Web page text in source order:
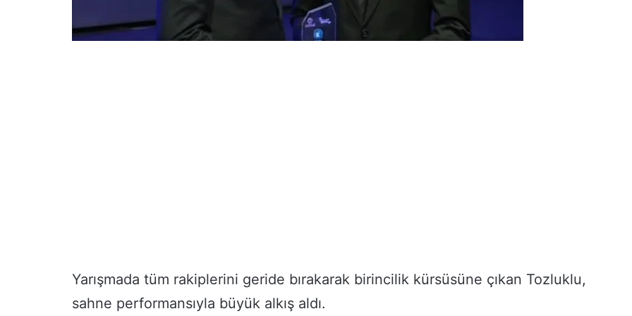
Yarışmada tüm rakiplerini geride bırakarak birincilik kürsüsüne çıkan Tozluklu,
sahne performansıyla büyük alkış aldı.